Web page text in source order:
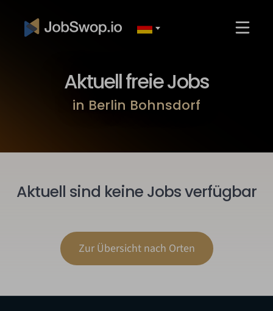
Aktuell freie Jobs
in Berlin Bohnsdorf
Aktuell sind keine Jobs verfügbar
Zur Übersicht nach Orten